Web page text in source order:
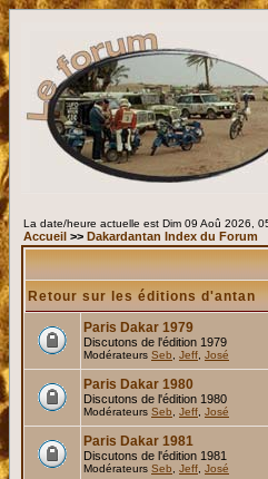
La date/heure actuelle est Dim 09 Aoû 2026,
Accueil >> Dakardantan Index du Forum
Retour sur les éditions d'antan
Paris Dakar 1979
Discutons de l'édition 1979
Modérateurs Seb Jeff José
Paris Dakar 1980
Discutons de l'édition 1980
Modérateurs Seb Jeff José
Paris Dakar 1981
Discutons de l'édition 1981
Modérateurs Seb Jeff José